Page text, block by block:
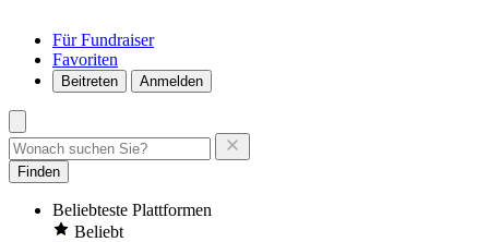
Für Fundraiser
Favoriten
Beitreten Anmelden
Finden
Beliebteste Plattformen
Beliebt